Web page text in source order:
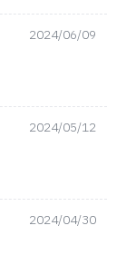
2024/06/09
2024/05/12
2024/04/30